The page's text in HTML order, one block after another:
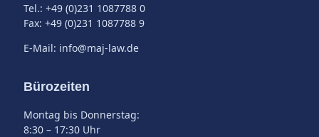
Tel.: +49 (0)231 1087788 0
Fax: +49 (0)231 1087788 9
E-Mail: info@maj-law.de
Bürozeiten
Montag bis Donnerstag:
8:30 – 17:30 Uhr